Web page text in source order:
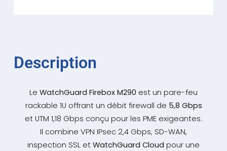
Description
Le WatchGuard Firebox M290 est un pare-feu
rackable 1U offrant un débit firewall de 5,8 Gbps
et UTM 1,18 Gbps conçu pour les PME exigeantes.
Il combine VPN IPsec 2,4 Gbps, SD-WAN,
inspection SSL et WatchGuard Cloud pour une